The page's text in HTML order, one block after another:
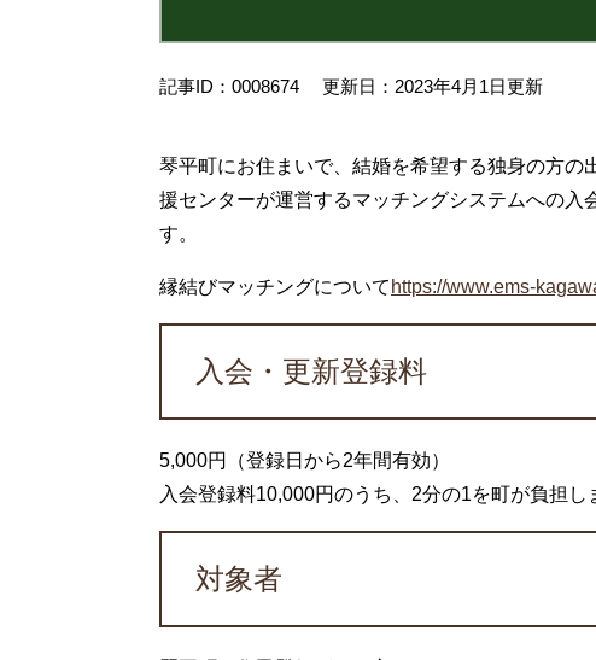
記事ID：0008674 更新日：2023年4月1日更新
琴平町にお住まいで、結婚を希望する独身の方
援センターが運営するマッチングシステムへの入
す。
縁結びマッチングについて https://www.ems-
入会・更新登録料
5,000円（登録日から2年間有効）
入会登録料10,000円のうち、2分の1を町が負担し
対象者